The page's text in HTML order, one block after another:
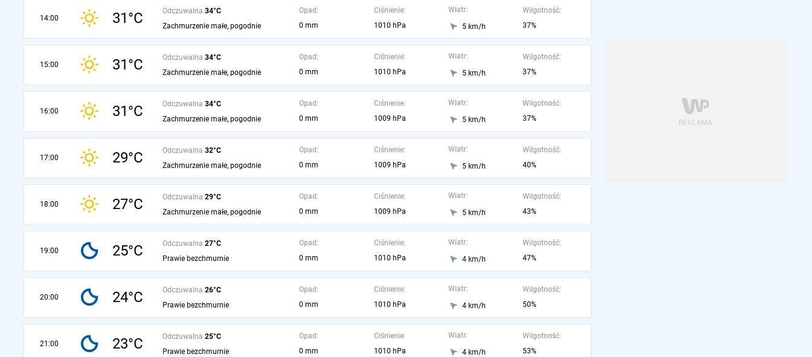
14:00 31°C Odczuwalna 34°C
Zachmurzenie małe, pogodnie
Opad:
0 mm
Ciśnienie:
1010 hPa
Wiatr:
5 km/h
Wilgotność:
37%
15:00 31°C Odczuwalna 34°C
Zachmurzenie małe, pogodnie
Opad:
0 mm
Ciśnienie:
1010 hPa
Wiatr:
5 km/h
Wilgotność:
37%
16:00 31°C Odczuwalna 34°C
Zachmurzenie małe, pogodnie
Opad:
0 mm
Ciśnienie:
1009 hPa
Wiatr:
5 km/h
Wilgotność:
37%
17:00 29°C Odczuwalna 32°C
Zachmurzenie małe, pogodnie
Opad:
0 mm
Ciśnienie:
1009 hPa
Wiatr:
5 km/h
Wilgotność:
40%
18:00 27°C Odczuwalna 29°C
Zachmurzenie małe, pogodnie
Opad:
0 mm
Ciśnienie:
1009 hPa
Wiatr:
5 km/h
Wilgotność:
43%
19:00 25°C Odczuwalna 27°C
Prawie bezchmurnie
Opad:
0 mm
Ciśnienie:
1010 hPa
Wiatr:
4 km/h
Wilgotność:
47%
20:00 24°C Odczuwalna 26°C
Prawie bezchmurnie
Opad:
0 mm
Ciśnienie:
1010 hPa
Wiatr:
4 km/h
Wilgotność:
50%
21:00 23°C Odczuwalna 25°C
Prawie bezchmurnie
Opad:
0 mm
Ciśnienie:
1010 hPa
Wiatr:
4 km/h
Wilgotność:
53%